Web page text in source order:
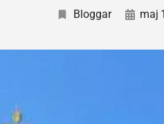
Bloggar maj